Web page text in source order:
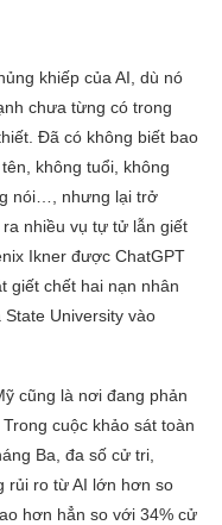
khiếp của AI, dù nó
chưa từng có trong
Đã có không biết bao
không tuổi, không
nói…, nhưng lại trở
nhiều vụ tự tử lẫn giết
Ikner được ChatGPT
giết chết hai nạn nhân
University vào
cũng là nơi đang phản
cuộc khảo sát toàn
Ba, đa số cử tri,
rủi ro từ AI lớn hơn so
hơn hẳn so với 34% cử